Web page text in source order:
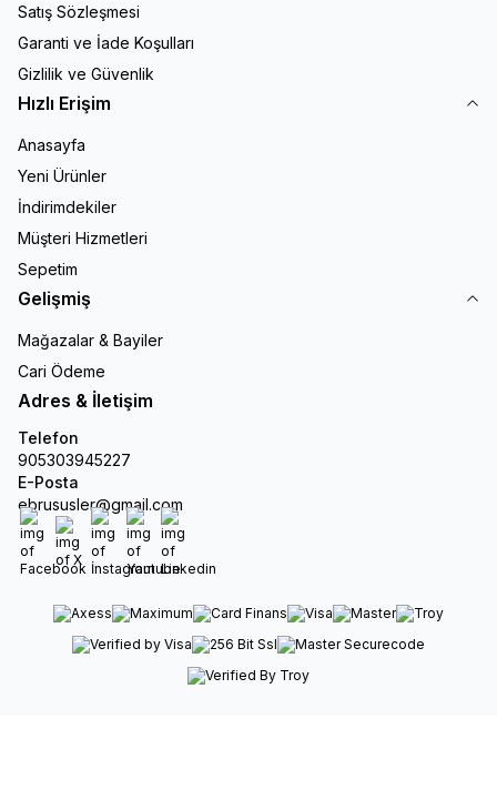
Satış Sözleşmesi
Garanti ve İade Koşulları
Gizlilik ve Güvenlik
Hızlı Erişim
Anasayfa
Yeni Ürünler
İndirimdekiler
Müşteri Hizmetleri
Sepetim
Gelişmiş
Mağazalar & Bayiler
Cari Ödeme
Adres & İletişim
Telefon
905303945227
E-Posta
ebrususler@gmail.com
Facebook
X İnstagram
Youtube